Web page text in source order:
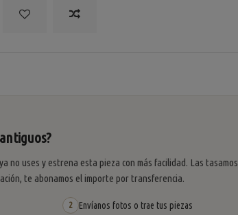
no uses y estrena esta pieza con más facilidad. Las tasamos
te abonamos el importe por transferencia.
2 Envíanos fotos o trae tus piezas